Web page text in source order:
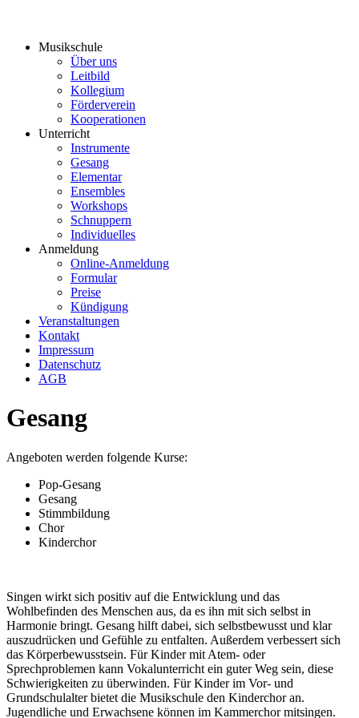
Musikschule
Über uns
Leitbild
Kollegium
Förderverein
Kooperationen
Unterricht
Instrumente
Gesang
Elementar
Ensembles
Workshops
Schnuppern
Individuelles
Anmeldung
Online-Anmeldung
Formular
Preise
Kündigung
Veranstaltungen
Kontakt
Impressum
Datenschutz
AGB
Gesang
Angeboten werden folgende Kurse:
Pop-Gesang
Gesang
Stimmbildung
Chor
Kinderchor
Singen wirkt sich positiv auf die Entwicklung und das
Wohlbefinden des Menschen aus, da es ihn mit sich selbst in
Harmonie bringt. Gesang hilft dabei, sich selbstbewusst und klar
auszudrücken und Gefühle zu entfalten. Außerdem verbessert sich
das Körperbewusstsein. Für Kinder mit Atem- oder
Sprechproblemen kann Vokalunterricht ein guter Weg sein, diese
Schwierigkeiten zu überwinden. Für Kinder im Vor- und
Grundschulalter bietet die Musikschule den Kinderchor an.
Jugendliche und Erwachsene können im Kammerchor mitsingen.